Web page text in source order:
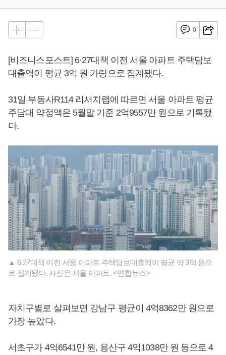
0
[비즈니스포스트] 6·27대책 이전 서울 아파트 주택담보
대출액이 평균 3억 원 가량으로 집계됐다.
31일 부동사R114 리서치랩에 따르면 서울 아파트 평균
주담대 약정액은 5월말 기준 2억9557만 원으로 기록됐
다.
▲ 6·27대책 이전 서울 아파트 주택담보대출액이 평균 약 3억 원으
로 집계됐다. 사진은 서울 아파트. <연합뉴스>
자치구별로 살펴보면 강남구 평균이 4억8362만 원으로
가장 높았다.
서초구가 4억6541만 원, 용산구 4억1038만 원 등으로 4